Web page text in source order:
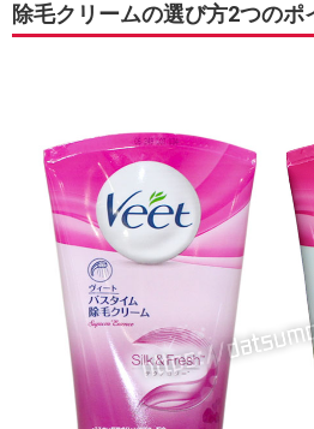
除毛クリームの選び方2つのポ